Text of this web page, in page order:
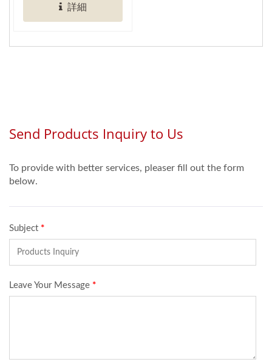
件以上の導入経験に基
づき、 機器破損率1％
す。 これにより、アイ
送距離を短縮し、 料理
店舗全体の運用満足度
向上に貢献します。
が可能で、 店舗空間を
す。 当社の専門的な技
れにより、テーブル天
のある仕上がりを保
ち、 デザイン性と機能
詳細